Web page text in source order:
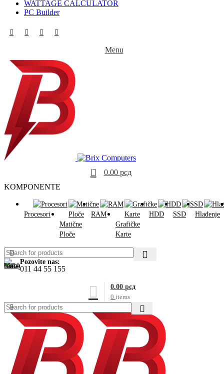
WATTAGE CALCULATOR
PC Builder
Menu
0 0.00 рсд
KOMPONENTE
Procesori
Matične
Ploče
RAM
Grafičke
Karte
HDD SSD Hlađenje
Pozovite nas:
011 44 55 155
0 items
0.00 рсд